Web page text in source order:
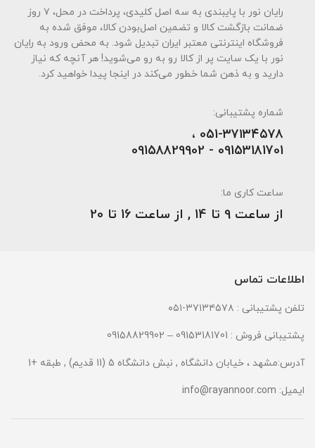
رایان نور با پایبندی به سه اصل کلیدی، پرداخت در محل، ۷ روز
ضمانت بازگشت کالا و تضمین اصل‌بودن کالا، موفق شده به
فروشگاه اینترنتی معتبر ایران تبدیل شود. به محض ورود به رایان
نور با یک سایت پر از کالا رو به رو می‌شوید! هر آنچه که نیاز
دارید و به ذهن شما خطور می‌کند در اینجا پیدا خواهید کرد.
شماره پشتیبانی:
051-۳۷۱۳۴۵۷۸ ،
09153181701 - 09158829902
ساعت کاری ما:
از ساعت 9 تا 14 , از ساعت 16 تا 20
اطلاعات تماس
تلفن پشتیبانی : ۳۷۱۳۴۵۷۸-۰۵۱
پشتیبانی فروش : 09153181701 – 09158829902
آدرس:مشهد ، خیابان دانشگاه , نبش دانشگاه 5 (11 قدیم) , طبقه +1
ایمیل: info@rayannoor.com